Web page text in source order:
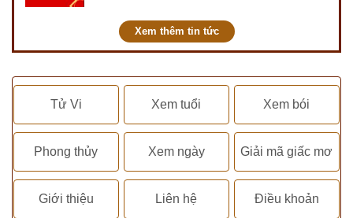
Xem thêm tin tức
Tử Vi Xem tuổi Xem bói
Phong thủy Xem ngày Giải mã giấc mơ
Giới thiệu Liên hệ Điều khoản